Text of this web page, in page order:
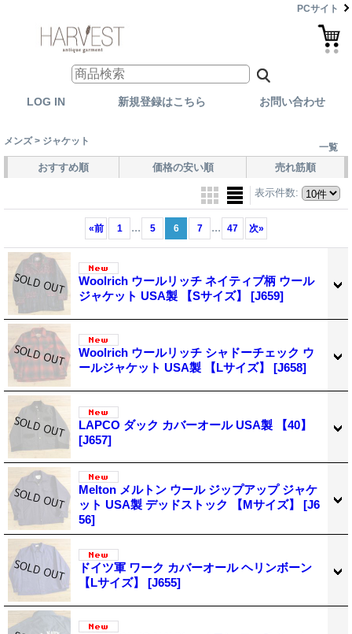
PCサイト
LOG IN 新規登録はこちら お問い合わせ
メンズ > ジャケット
一覧
おすすめ順 価格の安い順 売れ筋順
表示件数:
«前 1 ... 5 6 7 ... 47 次»
Woolrich ウールリッチ ネイティブ柄 ウール
ジャケット USA製 【Sサイズ】 [J659]
Woolrich ウールリッチ シャドーチェック ウ
ールジャケット USA製 【Lサイズ】 [J658]
LAPCO ダック カバーオール USA製 【40】
[J657]
Melton メルトン ウール ジップアップ ジャケ
ット USA製 デッドストック 【Mサイズ】 [J6
56]
ドイツ軍 ワーク カバーオール ヘリンボーン
【Lサイズ】 [J655]